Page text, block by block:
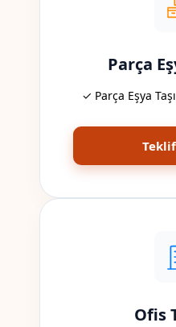
Parça
✓ Parça Eşya
Ofis